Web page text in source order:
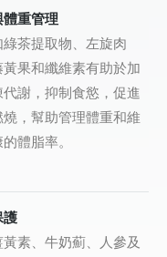
重管理
綠茶提取物、左旋肉
黃果和纖維素有助於加
代謝，抑制食慾，促進
燒，幫助管理體重和維
體脂率。
護
素、牛奶薊、人參及